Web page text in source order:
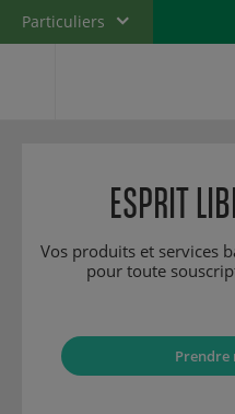
Particuliers
ESPRIT
Vos produits et services
pour toute
Prendre